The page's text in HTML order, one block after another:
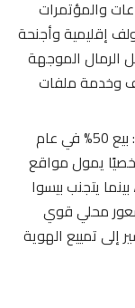
والمؤتمرات
إقليمية وأجنحة
الرمال الموجهة
وخدمة ملفات
النمو مدعوم برأس المال ولكنه منضبط: بيع 50% في عام
يمول مواقع
بينما يتجنب بيسوا
محلي قوي
إلى تمييع الهوية